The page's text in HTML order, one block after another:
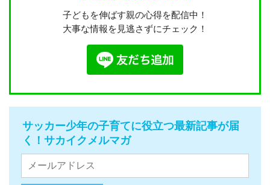
子どもを伸ばす親の心得を配信中！
大事な情報を見逃さずにチェック！
サッカー少年の子育てに役立つ最新記事が届
く！サカイクメルマガ